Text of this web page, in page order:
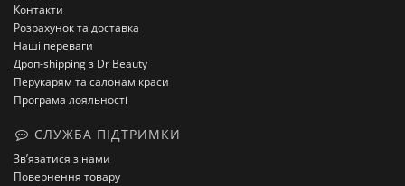
Контакти
Розрахунок та доставка
Наші переваги
Дроп-shipping з Dr Beauty
Перукарям та салонам краси
Програма лояльності
СЛУЖБА ПІДТРИМКИ
Зв’язатися з нами
Повернення товару